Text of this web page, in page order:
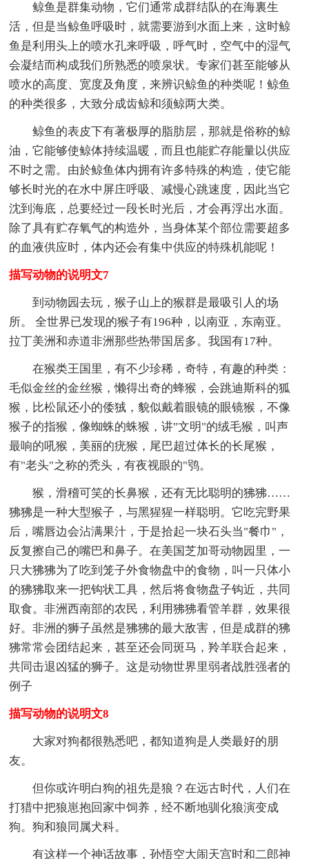
鲸鱼是群集动物，它们通常成群结队的在海裏生
活，但是当鲸鱼呼吸时，就需要游到水面上来，这时鲸
鱼是利用头上的喷水孔来呼吸，呼气时，空气中的湿气
会凝结而构成我们所熟悉的喷泉状。专家们甚至能够从
喷水的高度、宽度及角度，来辨识鲸鱼的种类呢！鲸鱼
的种类很多，大致分成齿鲸和须鲸两大类。
鲸鱼的表皮下有著极厚的脂肪层，那就是俗称的鲸
油，它能够使鲸体持续温暖，而且也能贮存能量以供应
不时之需。由於鲸鱼体内拥有许多特殊的构造，使它能
够长时光的在水中屏庄呼吸、减慢心跳速度，因此当它
沈到海底，总要经过一段长时光后，才会再浮出水面。
除了具有贮存氧气的构造外，当身体某个部位需要超多
的血液供应时，体内还会有集中供应的特殊机能呢！
描写动物的说明文7
到动物园去玩，猴子山上的猴群是最吸引人的场
所。 全世界已发现的猴子有196种，以南亚，东南亚。
拉丁美洲和赤道非洲那些热带国居多。我国有17种。
在猴类王国里，有不少珍稀，奇特，有趣的种类：
毛似金丝的金丝猴，懒得出奇的蜂猴，会跳迪斯科的狐
猴，比松鼠还小的倭狨，貌似戴着眼镜的眼镜猴，不像
猴子的指猴，像蜘蛛的蛛猴，讲"文明"的绒毛猴，叫声
最响的吼猴，美丽的疣猴，尾巴超过体长的长尾猴，
有"老头"之称的秃头，有夜视眼的"鸮。
猴，滑稽可笑的长鼻猴，还有无比聪明的狒狒……
狒狒是一种大型猴子，与黑猩猩一样聪明。它吃完野果
后，嘴唇边会沾满果汁，于是拾起一块石头当"餐巾"，
反复擦自己的嘴巴和鼻子。在美国芝加哥动物园里，一
只大狒狒为了吃到笼子外食物盘中的食物，叫一只体小
的狒狒取来一把钩状工具，然后将食物盘子钩近，共同
取食。非洲西南部的农民，利用狒狒看管羊群，效果很
好。非洲的狮子虽然是狒狒的最大敌害，但是成群的狒
狒常常会团结起来，甚至还会同斑马，羚羊联合起来，
共同击退凶猛的狮子。这是动物世界里弱者战胜强者的
例子
描写动物的说明文8
大家对狗都很熟悉吧，都知道狗是人类最好的朋
友。
但你或许明白狗的祖先是狼？在远古时代，人们在
打猎中把狼崽抱回家中饲养，经不断地驯化狼演变成
狗。狗和狼同属犬科。
有这样一个神话故事，孙悟空大闹天宫时和二郎神